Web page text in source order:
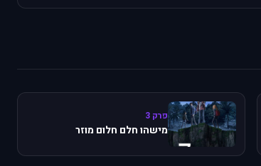
פרק 3
מישהו חלם חלום מוזר